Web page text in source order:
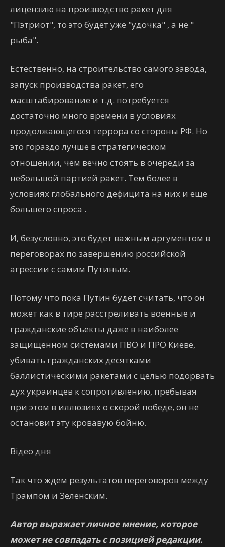
лицензию на производство ракет для
"Пэтриот", то это будет уже "удочка" , а не "
рыба".
Естественно, на строительство самого завода,
запуск производства ракет, его
масштабирование и т.д. потребуется
достаточно много времени в условиях
продолжающегося террора со стороны РФ. Но
это гораздо лучше в стратегическом
отношении, чем вечно стоять в очереди за
небольшой партией ракет. Тем более в
условиях глобального дефицита на них и еще
большего спроса .
И, безусловно, это будет важным аргументом в
переговорах по завершению российской
агрессии с самим Путиным.
Потому что пока Путин будет считать, что он
может как в тире расстреливать военные и
гражданские объекты даже в наиболее
защищенном системами ПВО и ПРО Киеве,
убивать гражданских десятками
баллистическими ракетами с целью подорвать
дух украинцев к сопротивлению, пребывая
при этом в иллюзиях о скорой победе, он не
остановит эту кровавую бойню.
Відео дня
Так что ждем результатов переговоров между
Трампом и Зеленским.
Автор выражает личное мнение, которое
может не совпадать с позицией редакции.